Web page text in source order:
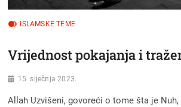
ISLAMSKE TEME
Vrijednost pokajanja i
15. siječnja 2023.
Allah Uzvišeni, govoreći o tome šta je